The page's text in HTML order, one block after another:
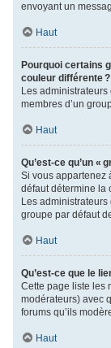
envoyant un
Haut
Pourquoi certains
couleur différente ?
Les
membres d’un
Haut
Qu’est-ce qu’un «
Si vous appartenez
défaut détermine la
Les
groupe par défaut
Haut
Qu’est-ce que le
Cette page liste les
modérateurs) avec
forums qu’ils
Haut